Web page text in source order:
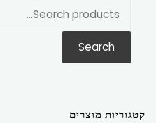
Search
קטגוריות מוצרים